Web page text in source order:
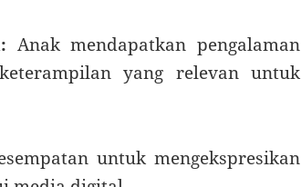
Anak mendapatkan pengalaman
yang relevan untuk
untuk mengekspresikan